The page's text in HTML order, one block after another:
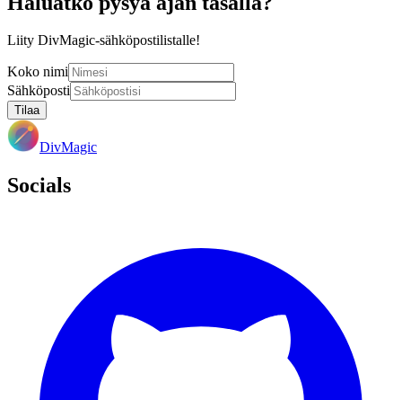
Liity DivMagic-sähköpostilistalle!
Koko nimi
Sähköposti
Tilaa
DivMagic
Socials